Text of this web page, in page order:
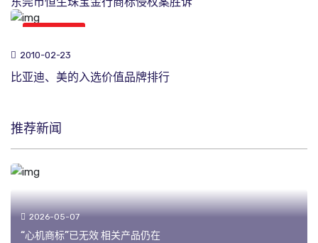
2010-02-23
比亚迪、美的入选价值品牌排行
推荐新闻
2026-05-07
“心机商标”已无效 相关产品仍在